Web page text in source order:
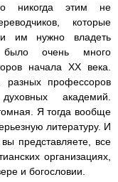
никогда этим не
которые
им нужно владеть
очень много
начала ХХ века.
разных профессоров
академий.
Я тогда вообще
литературу. И
представляете, все
организациях,
и богословии.